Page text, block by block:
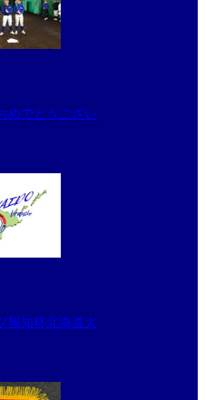
めでとうござい
報知杯北海道大